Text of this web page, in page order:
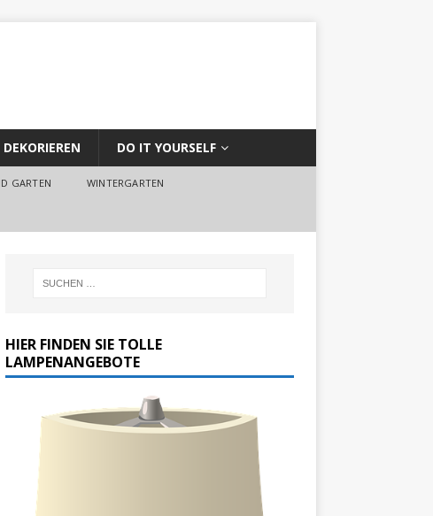
DEKORIEREN DO IT YOURSELF
GARTEN WINTERGARTEN
HIER FINDEN SIE TOLLE
LAMPENANGEBOTE